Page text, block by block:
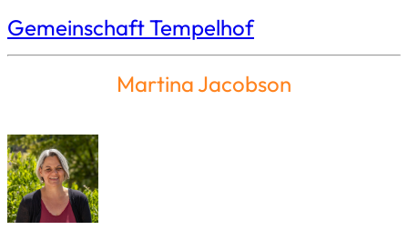
Gemeinschaft Tempelhof
Martina Jacobson